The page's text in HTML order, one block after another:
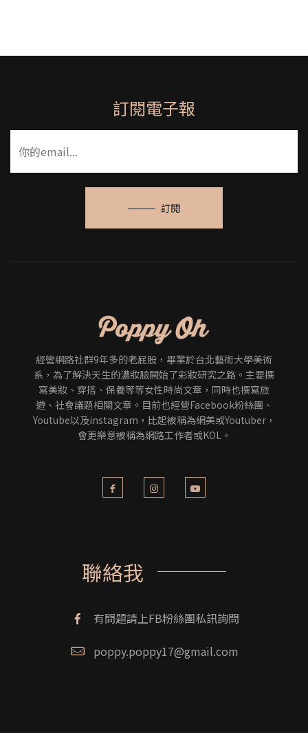
訂閱電子報
訂閱
經營網路社群9年多的老屁股，畢業於台北藝術大學美術
系，為了解決天生的濃妝臉開始了彩妝研究之路。主要撰
寫美妝、穿搭、保養等等女性時尚文章，同時也撰寫旅
遊、社會議題相關文章。目前也經營Facebook粉絲團、
Youtube以及instagram，比起被稱為網美或Youtuber，
會更樂意被稱為網路工作者或KOL。
聯絡我
有問題請上FB粉絲團私訊詢問
poppy.poppy17@gmail.com